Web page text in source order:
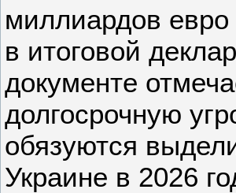
миллиардов евро
в итоговой
документе
долгосрочную
обязуются
Украине в 2026